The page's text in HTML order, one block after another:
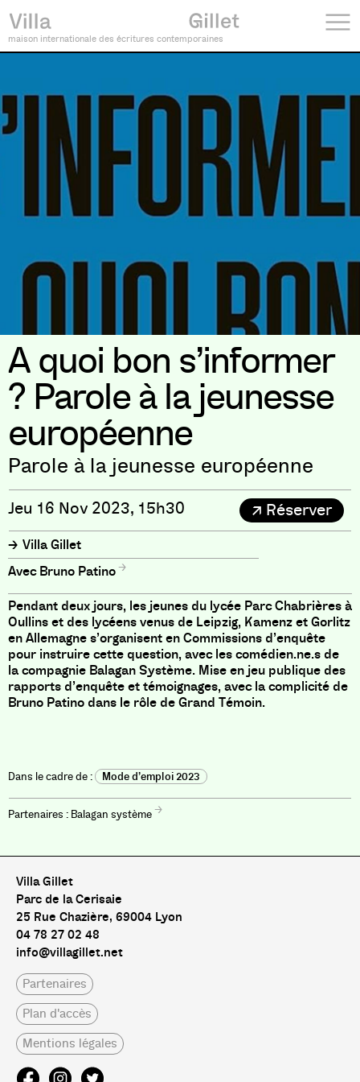
maison internationale des écritures contemporaines
A quoi bon s’informer
? Parole à la jeunesse
européenne
Parole à la jeunesse européenne
Jeu 16 Nov 2023, 15h30 Réserver
Villa Gillet
Bruno Patino
Pendant deux jours, les jeunes du lycée Parc Chabrières à
Oullins et des lycéens venus de Leipzig, Kamenz et Gorlitz
en Allemagnes’organisent en Commissions d’enquête
pour instruire cette question, avec les comédien.ne.s de
la compagnie Balagan Système. Mise en jeu publique des
rapports d’enquête et témoignages, avec la complicité de
Bruno Patino dans le rôle de Grand Témoin.
Mode d’emploi 2023
Balagan système
Villa Gillet
Parc de la Cerisaie
25 Rue Chazière, 69004 Lyon
04 78 27 02 48
info@villagillet.net
Partenaires
Plan d'accès
Mentions légales